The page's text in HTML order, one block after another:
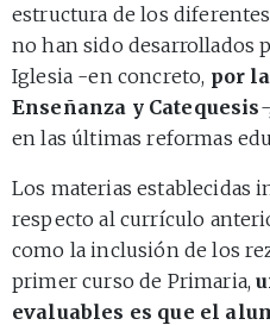
estructura de los
no han sido desarrollados
Iglesia -en concreto, por
Enseñanza y Catequesis
en las últimas reformas
Los materias establecidas
respecto al currículo
como la inclusión de los
primer curso de Primaria,
evaluables es que el